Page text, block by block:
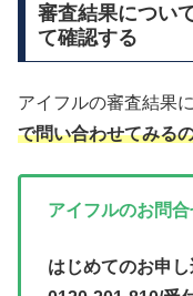
審査結果につい
て確認する
アイフルの審査結果
で問い合わせてみる
アイフルのお問
はじめてのお申し